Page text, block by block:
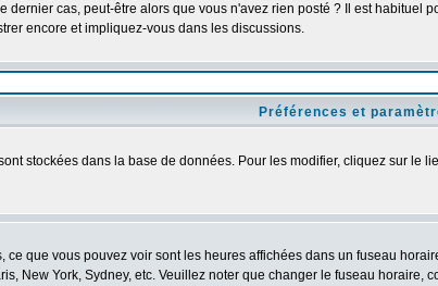
dernier cas, peut-être alors que vous n'avez rien posté ? Il est
encore et impliquez-vous dans les discussions.
Préférences et
stockées dans la base de données. Pour les modifier, cliquez sur le
ce que vous pouvez voir sont les heures affichées dans un fuseau
New York, Sydney, etc. Veuillez noter que changer le fuseau